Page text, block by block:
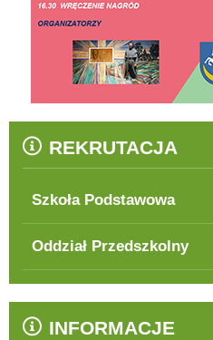
REKRUTACJA
Szkoła Podstawowa
Oddział Przedszkolny
INFORMACJE